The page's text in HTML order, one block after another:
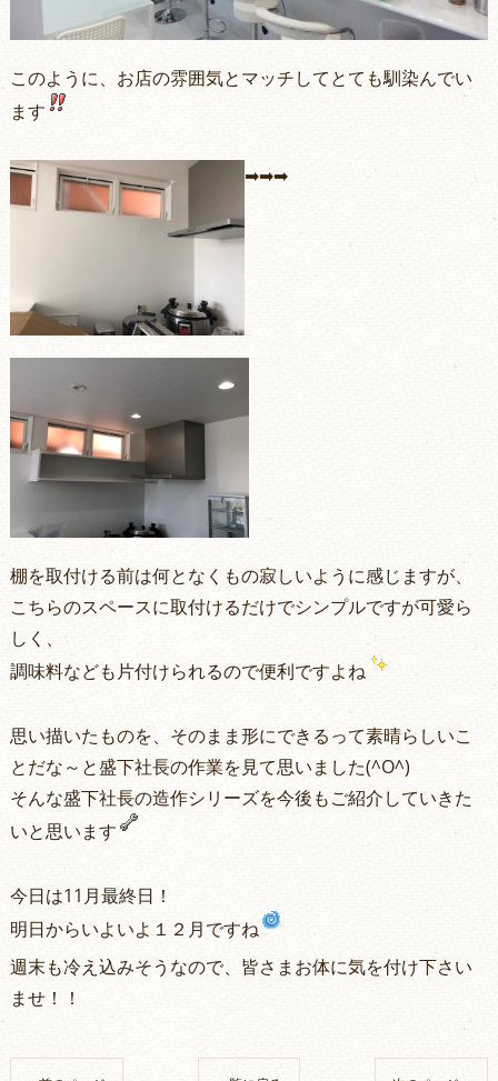
このように、お店の雰囲気とマッチしてとても馴染んでい
ます
➡➡➡
棚を取付ける前は何となくもの寂しいように感じますが、
こちらのスペースに取付けるだけでシンプルですが可愛ら
しく、
調味料なども片付けられるので便利ですよね
思い描いたものを、そのまま形にできるって素晴らしいこ
とだな～と盛下社長の作業を見て思いました(^O^)
そんな盛下社長の造作シリーズを今後もご紹介していきた
いと思います
今日は11月最終日！
明日からいよいよ１２月ですね
週末も冷え込みそうなので、皆さまお体に気を付け下さい
ませ！！